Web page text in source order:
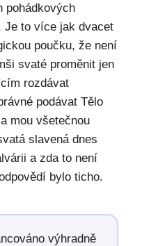
pohádkových
Je to více jak dvacet
poučku, že není
svaté proměnit jen
rozdávat
podávat Tělo
mou všetečnou
slavená dnes
a zda to není
bylo ticho.
výhradně